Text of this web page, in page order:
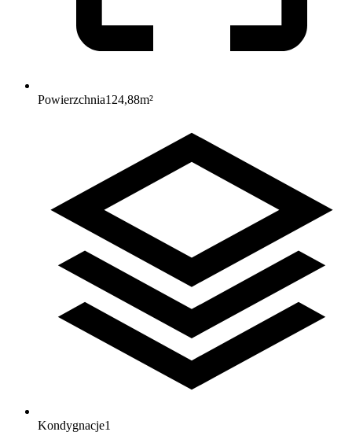
Powierzchnia124,88m²
Kondygnacje1